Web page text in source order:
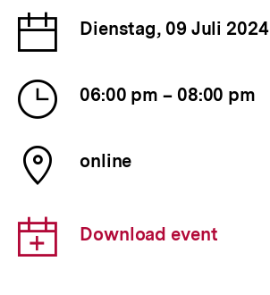
Date
of
the
event
Dienstag, 09 Juli 2024
Time
of
the
event
06:00 pm – 08:00 pm
Place
of
event
online
Download
link:
Download event